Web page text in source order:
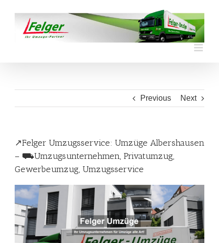
content
Previous Next
↗️Felger Umzugsservice: Umzüge Albershausen
– ⛟Umzugsunternehmen, Privatumzug,
Gewerbeumzug, Umzugsservice